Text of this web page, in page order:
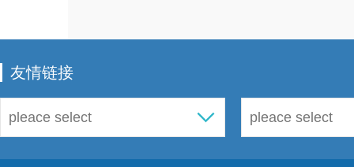
友情链接